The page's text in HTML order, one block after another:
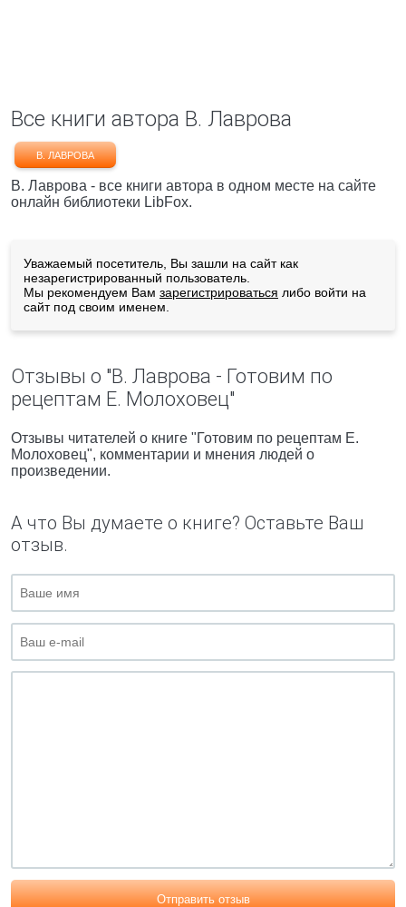
Все книги автора В. Лаврова
В. ЛАВРОВА
В. Лаврова - все книги автора в одном месте на сайте
онлайн библиотеки LibFox.
Уважаемый посетитель, Вы зашли на сайт как
незарегистрированный пользователь.
Мы рекомендуем Вам зарегистрироваться либо войти на
сайт под своим именем.
Отзывы о "В. Лаврова - Готовим по
рецептам Е. Молоховец"
Отзывы читателей о книге "Готовим по рецептам Е.
Молоховец", комментарии и мнения людей о
произведении.
А что Вы думаете о книге? Оставьте Ваш
отзыв.
Отправить отзыв